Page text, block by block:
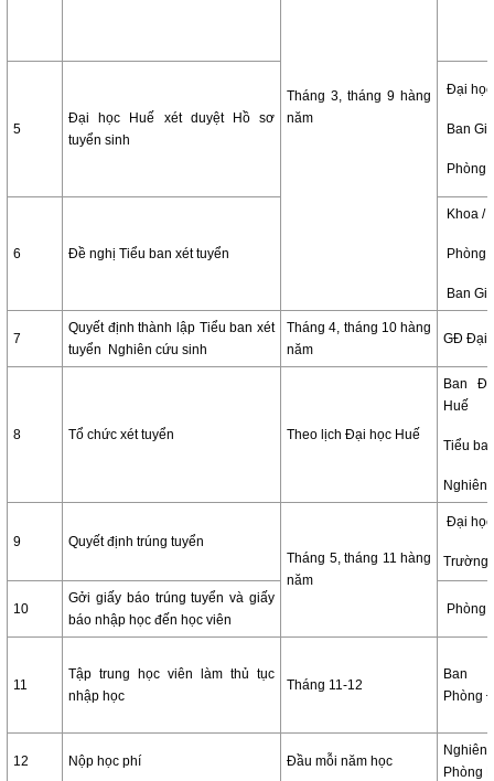
Tháng 3, tháng 9 hàng
năm
5
Đại học Huế xét duyệt Hồ sơ
tuyển sinh
Đại
Ban
Phòng
6 Đề nghị Tiểu ban xét tuyển
Khoa /
Phòng
Ban
7
Quyết định thành lập Tiểu ban xét
tuyển Nghiên cứu sinh
Tháng 4, tháng 10 hàng
năm
GĐ Đại
8 Tổ chức xét tuyển Theo lịch Đại học Huế
Ban
Huế
Tiểu
Nghiên
9
Quyết định trúng tuyển
Tháng 5, tháng 11 hàng
năm
Đại
Trường
10
Gởi giấy báo trúng tuyển và giấy
báo nhập học đến học viên
Phòng
11
Tập trung học viên làm thủ tục
nhập học
Tháng 11-12
Ban
Phòng
12 Nộp học phí Đầu mỗi năm học
Phòng